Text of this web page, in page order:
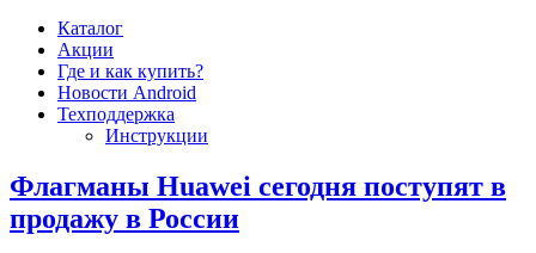
Каталог
Акции
Где и как купить?
Новости Android
Техподдержка
Инструкции
Флагманы Huawei сегодня поступят в
продажу в России